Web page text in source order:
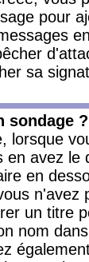
pour
sa
sondage ?
lorsque
en avez
en
un titre
nom